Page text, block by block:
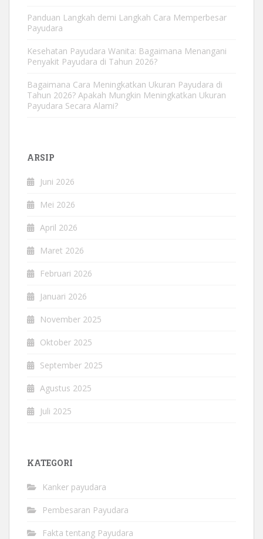
Panduan Langkah demi Langkah Cara Memperbesar
Payudara
Kesehatan Payudara Wanita: Bagaimana Menangani
Penyakit Payudara di Tahun 2026?
Bagaimana Cara Meningkatkan Ukuran Payudara di
Tahun 2026? Apakah Mungkin Meningkatkan Ukuran
Payudara Secara Alami?
ARSIP
Juni 2026
Mei 2026
April 2026
Maret 2026
Februari 2026
Januari 2026
November 2025
Oktober 2025
September 2025
Agustus 2025
Juli 2025
KATEGORI
Kanker payudara
Pembesaran Payudara
Fakta tentang Payudara